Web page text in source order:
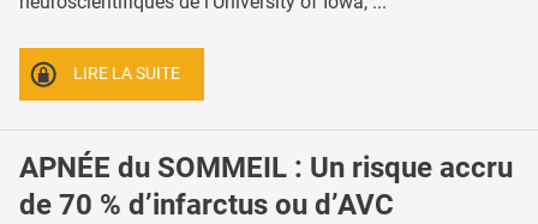
LIRE LA SUITE
APNÉE du SOMMEIL : Un risque accru
de 70 % d’infarctus ou d’AVC